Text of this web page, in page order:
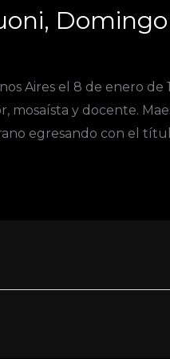
Domingo
Aires el 8 de enero
mosaísta y docente.
egresando con el